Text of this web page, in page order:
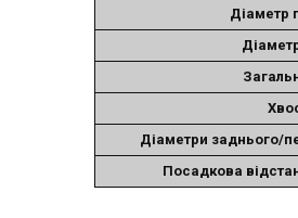
Діаметр
Діаметри заднього/
Посадкова